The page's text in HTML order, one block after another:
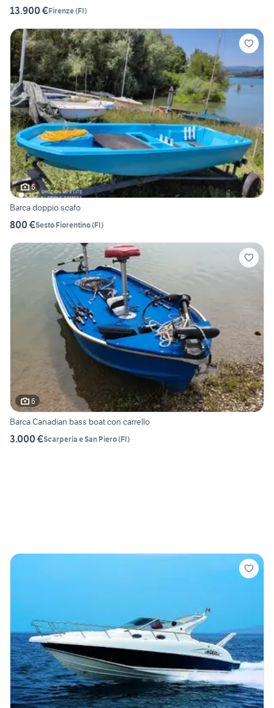
13.900 €Firenze(FI)
6
Barca doppio scafo
800 €Sesto Fiorentino(FI)
6
Barca Canadian bass boat con carrello
3.000 €Scarperia e San Piero(FI)